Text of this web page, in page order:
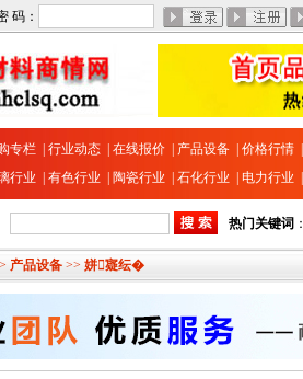
码：
专栏 行业动态 在线报价 产品设备 价格行情
行业 有色行业 陶瓷行业 石化行业 电力行业
热门关键词
产品设备 >> 姘寲纭�